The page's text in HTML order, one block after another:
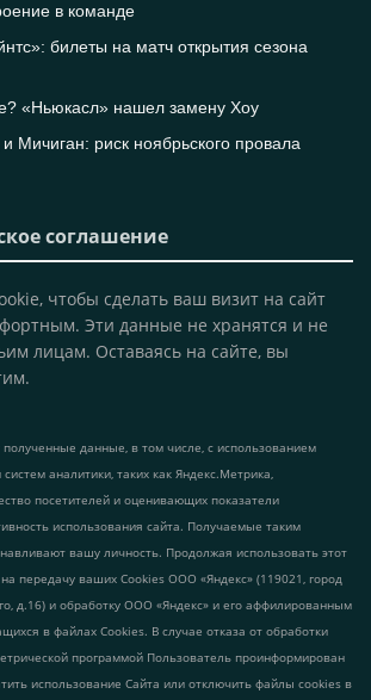
в команде
билеты на матч открытия сезона
«Ньюкасл» нашел замену Хоу
Мичиган: риск ноябрьского провала
соглашение
чтобы сделать ваш визит на сайт
Эти данные не хранятся и не
лицам. Оставаясь на сайте, вы
данные, в том числе, с использованием
аналитики, таких как Яндекс.Метрика,
посетителей и оценивающих показатели
использования сайта. Получаемые таким
вашу личность. Продолжая использовать этот
передачу ваших Cookies ООО «Яндекс» (119021, город
д.16) и обработку ООО «Яндекс» и его аффилированным
в файлах Cookies. В случае отказа от обработки
программой Пользователь проинформирован
использование Сайта или отключить файлы cookies в